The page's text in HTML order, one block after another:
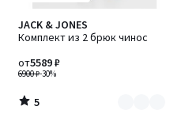
JACK & JONES
Комплект из 2 брюк чинос
6900 ₽-30%
от5589 ₽
5
/
Количество
цветов:
5
/